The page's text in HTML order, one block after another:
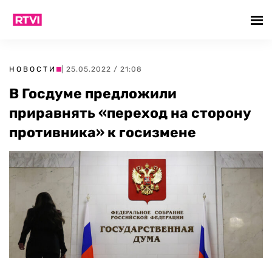
НОВОСТИ | 25.05.2022 / 21:08
В Госдуме предложили
приравнять «переход на сторону
противника» к госизмене